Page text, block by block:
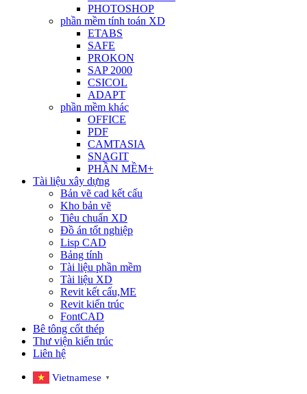
PHOTOSHOP
phần mềm tính toán XD
ETABS
SAFE
PROKON
SAP 2000
CSICOL
ADAPT
phần mềm khác
OFFICE
PDF
CAMTASIA
SNAGIT
PHẦN MỀM+
Tài liệu xây dựng
Bản vẽ cad kết cấu
Kho bản vẽ
Tiêu chuẩn XD
Đồ án tốt nghiệp
Lisp CAD
Bảng tính
Tài liệu phần mềm
Tài liệu XD
Revit kết cấu,ME
Revit kiến trúc
FontCAD
Bê tông cốt thép
Thư viện kiến trúc
Liên hệ
Vietnamese ▼